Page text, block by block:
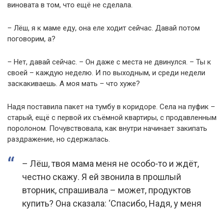
виновата в том, что ещё не сделала.
– Лёш, я к маме еду, она еле ходит сейчас. Давай потом
поговорим, а?
– Нет, давай сейчас. – Он даже с места не двинулся. – Ты к
своей – каждую неделю. И по выходным, и среди недели
заскакиваешь. А моя мать – что хуже?
Надя поставила пакет на тумбу в коридоре. Села на пуфик –
старый, ещё с первой их съёмной квартиры, с продавленным
поролоном. Почувствовала, как внутри начинает закипать
раздражение, но сдержалась.
– Лёш, твоя мама меня не особо-то и ждёт,
честно скажу. Я ей звонила в прошлый
вторник, спрашивала – может, продуктов
купить? Она сказала: ‘Спасибо, Надя, у меня